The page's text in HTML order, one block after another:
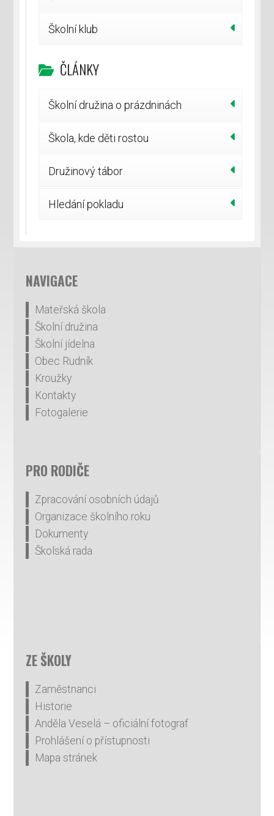
Školní klub
ČLÁNKY
Školní družina o prázdninách
Škola, kde děti rostou
Družinový tábor
Hledání pokladu
NAVIGACE
Mateřská škola
Školní družina
Školní jídelna
Obec Rudník
Kroužky
Kontakty
Fotogalerie
PRO RODIČE
Zpracování osobních údajů
Organizace školního roku
Dokumenty
Školská rada
ZE ŠKOLY
Zaměstnanci
Historie
Anděla Veselá – oficiální fotograf
Prohlášení o přístupnosti
Mapa stránek